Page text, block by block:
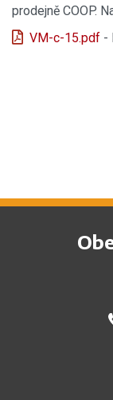
prodejně COOP.
VM-c-15.pdf-